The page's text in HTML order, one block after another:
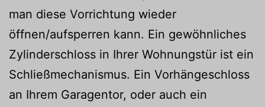
man diese Vorrichtung wieder
öffnen/aufsperren kann. Ein gewöhnliches
Zylinderschloss in Ihrer Wohnungstür ist ein
Schließmechanismus. Ein Vorhängeschloss
an Ihrem Garagentor, oder auch ein